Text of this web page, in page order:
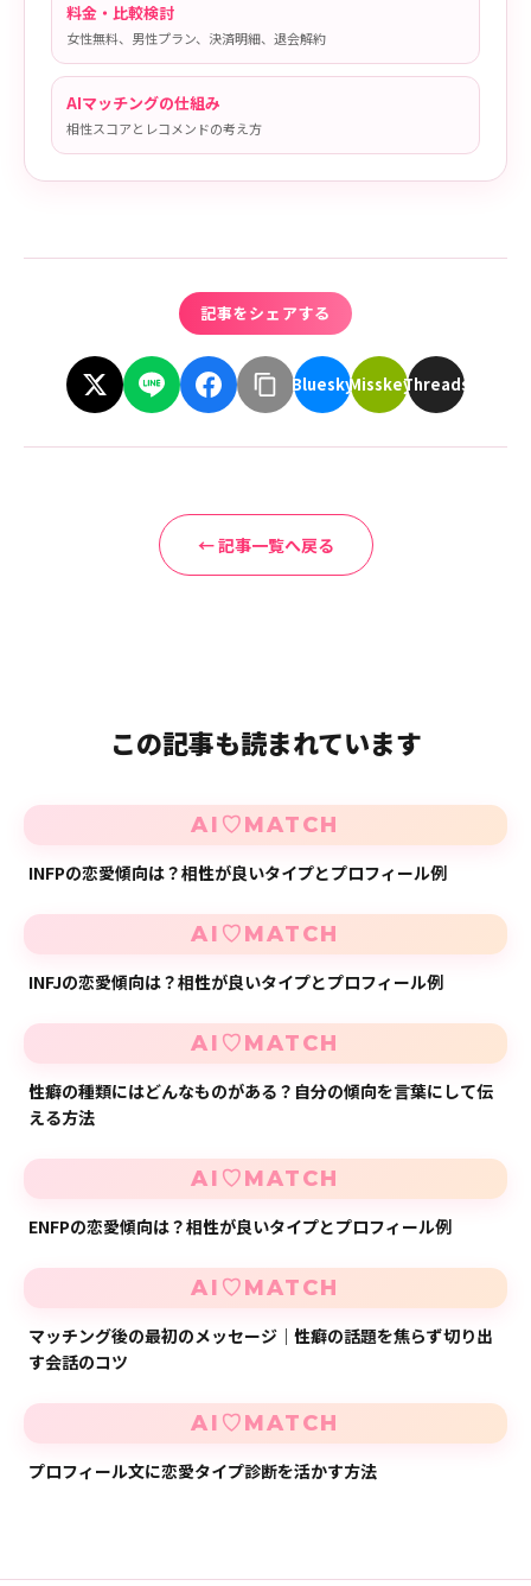
料金・比較検討
女性無料、男性プラン、決済明細、退会解約
AIマッチングの仕組み
相性スコアとレコメンドの考え方
記事をシェアする
BlueskyMisskeyThreads
← 記事一覧へ戻る
この記事も読まれています
AI♡MATCH
INFPの恋愛傾向は？相性が良いタイプとプロフィール例
AI♡MATCH
INFJの恋愛傾向は？相性が良いタイプとプロフィール例
AI♡MATCH
性癖の種類にはどんなものがある？自分の傾向を言葉にして伝
える方法
AI♡MATCH
ENFPの恋愛傾向は？相性が良いタイプとプロフィール例
AI♡MATCH
マッチング後の最初のメッセージ｜性癖の話題を焦らず切り出
す会話のコツ
AI♡MATCH
プロフィール文に恋愛タイプ診断を活かす方法